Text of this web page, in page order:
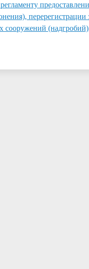
перерегистрации
сооружений